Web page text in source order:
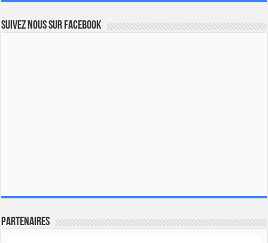
Suivez nous sur Facebook
Partenaires